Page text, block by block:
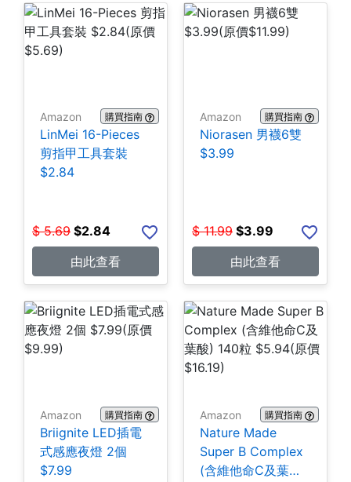
Amazon 購買指南
LinMei 16-Pieces
剪指甲工具套裝
$2.84
$ 5.69 $2.84
由此查看
Amazon 購買指南
Niorasen 男襪6雙
$3.99
$ 11.99 $3.99
由此查看
Amazon 購買指南
Briignite LED插電
式感應夜燈 2個
$7.99
Amazon 購買指南
Nature Made
Super B Complex
(含維他命C及葉酸)